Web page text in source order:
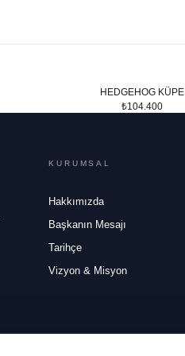
HEDGEHOG KÜPE
₺104.400
KURUMSAL
Hakkımızda
Başkanın Mesajı
Tarihçe
Vizyon & Misyon